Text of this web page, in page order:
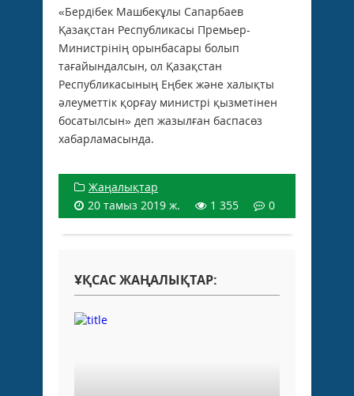
«Бердібек Машбекұлы Сапарбаев
Қазақстан Республикасы Премьер-
Министрінің орынбасары болып
тағайындалсын, ол Қазақстан
Республикасының Еңбек және халықты
әлеуметтік қорғау министрі қызметінен
босатылсын» деп жазылған баспасөз
хабарламасында.
Жаңалықтар
20 тамыз 2019 ж.
1 355 0
ҰҚСАС ЖАҢАЛЫҚТАР: